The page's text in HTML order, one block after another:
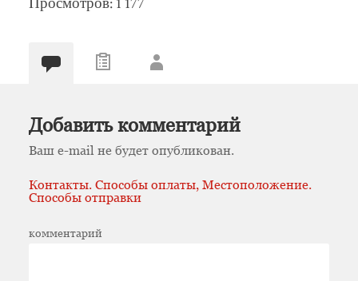
Добавить комментарий
Ваш e-mail не будет опубликован.
Контакты. Способы оплаты, Местоположение.
Способы отправки
комментарий